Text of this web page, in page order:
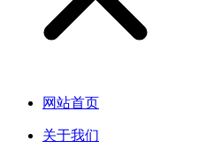
网站首页
关于我们